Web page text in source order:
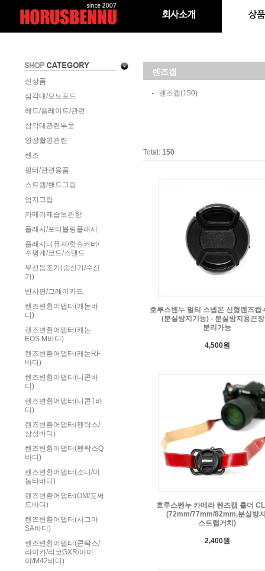
신상품
삼각대/모노포드
헤드/플레이트/관련
삼각대관련부품
영상촬영관련
렌즈
필터/관련용품
스트랩/핸드그립
엄지그립
카메라제습보관함
플래시/포터블링플래시
플래시디퓨져/핫슈커버/
수평계/코드/스탠드
무선동조기(송신기/수신
기)
반사판/그레이카드
렌즈변환어댑터(캐논바
디)
렌즈변환어댑터(캐논
EOS M바디)
렌즈변환어댑터(캐논RF
바디)
렌즈변환어댑터(니콘바
디)
렌즈변환어댑터(니콘1바
디)
렌즈변환어댑터(펜탁스/
삼성바디)
렌즈변환어댑터(펜탁스Q
바디)
렌즈변환어댑터(소니/미
놀타바디)
렌즈변환어댑터(OM/포써
드바디)
렌즈변환어댑터(시그마
SA바디)
렌즈변환어댑터(콘탁스/
라이카/리코GXR/마미
야/M42바디)
렌즈캡
렌즈캡(150)
Total: 150
호루스벤누 멀티 스넵온 신형렌즈캡
(분실방지기능) - 분실방지용끈
분리가능
4,500원
호루스벤누 카메라 렌즈캡 홀더
(72mm/77mm/82mm,분실방
스트랩거치)
2,400원